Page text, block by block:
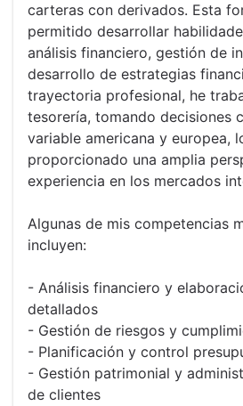
carteras con derivados. Esta
permitido desarrollar
análisis financiero, gestión de
desarrollo de estrategias
trayectoria profesional, he
tesorería, tomando decisiones
variable americana y europea,
proporcionado una amplia
experiencia en los mercados
Algunas de mis competencias
incluyen:
- Análisis financiero y
detallados
- Gestión de riesgos y
- Planificación y control
- Gestión patrimonial y
de clientes